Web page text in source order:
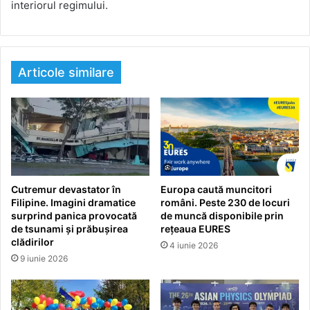
interiorul regimului.
Articole similare
Cutremur devastator în
Filipine. Imagini dramatice
surprind panica provocată
de tsunami și prăbușirea
clădirilor
9 iunie 2026
Europa caută muncitori
români. Peste 230 de locuri
de muncă disponibile prin
rețeaua EURES
4 iunie 2026